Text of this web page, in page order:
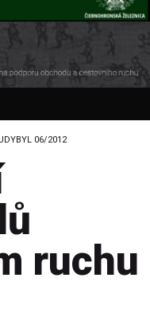
06/2012
ruchu